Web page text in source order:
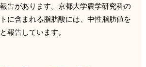
告があります。京都大学農学研究科の
トに含まれる脂肪酸には、中性脂肪値を
報告しています。